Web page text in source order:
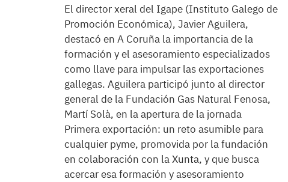
El director xeral del Igape (Instituto Galego de
Promoción Económica), Javier Aguilera,
destacó en A Coruña la importancia de la
formación y el asesoramiento especializados
como llave para impulsar las exportaciones
gallegas. Aguilera participó junto al director
general de la Fundación Gas Natural Fenosa,
Martí Solà, en la apertura de la jornada
Primera exportación: un reto asumible para
cualquier pyme, promovida por la fundación
en colaboración con la Xunta, y que busca
acercar esa formación y asesoramiento